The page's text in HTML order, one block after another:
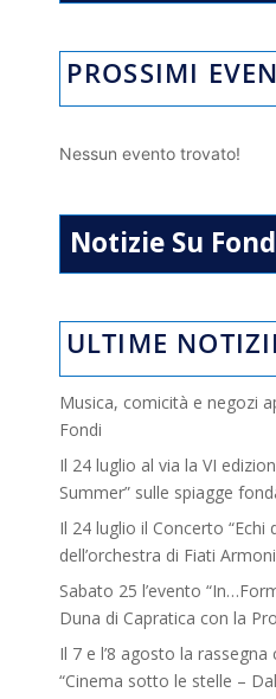
PROSSIMI
Nessun evento trovato!
Notizie Su
ULTIME
Musica, comicità e negozi
Fondi
Il 24 luglio al via la VI
Summer” sulle spiagge
Il 24 luglio il Concerto “Echi
dell’orchestra di Fiati
Sabato 25 l’evento
Duna di Capratica con la
Il 7 e l’8 agosto la
“Cinema sotto le stelle –